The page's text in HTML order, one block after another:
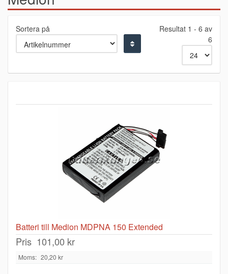
Sortera på
Resultat 1 - 6 av
6
Batteri till Medion MDPNA 150 Extended
Pris 101,00 kr
Moms: 20,20 kr